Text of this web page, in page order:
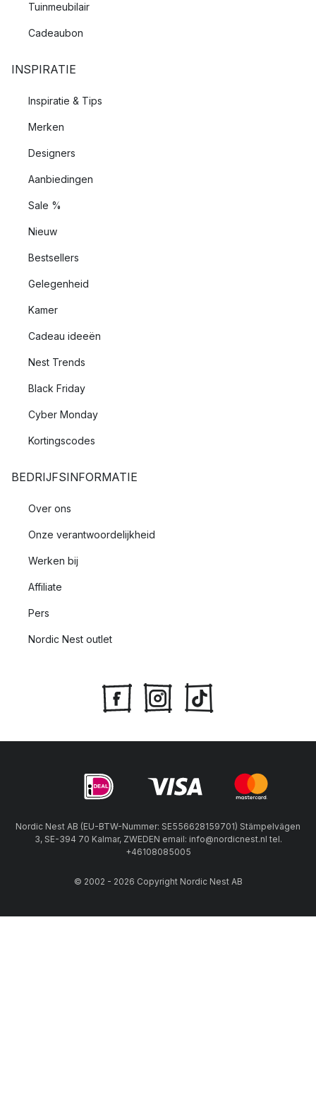
Tuinmeubilair
Cadeaubon
INSPIRATIE
Inspiratie & Tips
Merken
Designers
Aanbiedingen
Sale %
Nieuw
Bestsellers
Gelegenheid
Kamer
Cadeau ideeën
Nest Trends
Black Friday
Cyber Monday
Kortingscodes
BEDRIJFSINFORMATIE
Over ons
Onze verantwoordelijkheid
Werken bij
Affiliate
Pers
Nordic Nest outlet
Nordic Nest AB (EU-BTW-Nummer: SE556628159701) Stämpelvägen
3, SE-394 70 Kalmar, ZWEDEN email: info@nordicnest.nl tel.
+46108085005
© 2002 - 2026 Copyright Nordic Nest AB